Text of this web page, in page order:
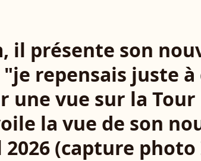
il présente son
repensais juste à
une vue sur la
la vue de son
(capture